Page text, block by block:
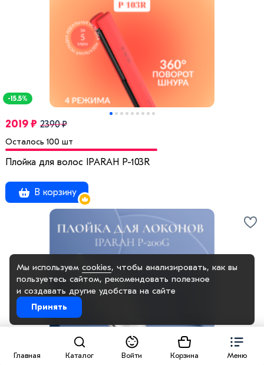
Главная Каталог Войти Корзина Меню
-15.5%
2019 ₽ 2390 ₽
Осталось 100 шт
Плойка для волос IPARAH P-103R
В корзину
Мы используем cookies, чтобы анализировать, как вы
пользуетесь сайтом, рекомендовать полезное
и создавать другие удобства на сайте
Принять